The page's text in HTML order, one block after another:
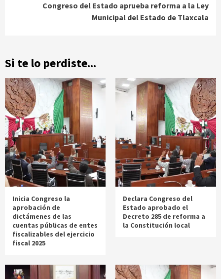
Congreso del Estado aprueba reforma a la Ley
Municipal del Estado de Tlaxcala
Si te lo perdiste...
Inicia Congreso la
aprobación de
dictámenes de las
cuentas públicas de entes
fiscalizables del ejercicio
fiscal 2025
Declara Congreso del
Estado aprobado el
Decreto 285 de reforma a
la Constitución local